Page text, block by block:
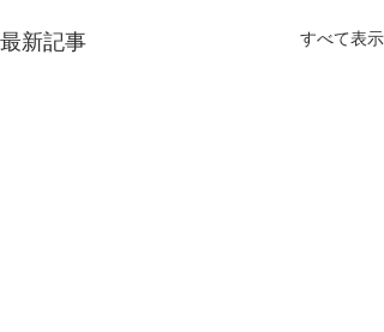
最新記事 すべて表示